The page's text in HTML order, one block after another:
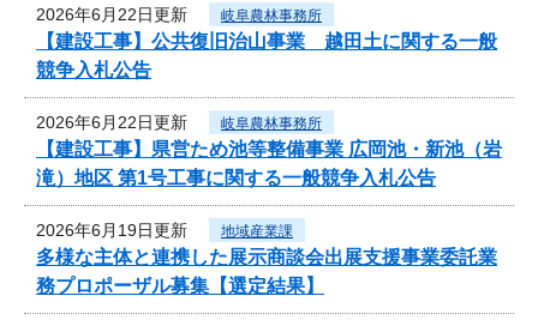
2026年6月22日更新 岐阜農林事務所
【建設工事】公共復旧治山事業 越田土に関する一般
競争入札公告
2026年6月22日更新 岐阜農林事務所
【建設工事】県営ため池等整備事業 広岡池・新池（岩
滝）地区 第1号工事に関する一般競争入札公告
2026年6月19日更新 地域産業課
多様な主体と連携した展示商談会出展支援事業委託業
務プロポーザル募集【選定結果】